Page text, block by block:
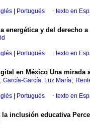
Portugués · texto en
energética y del derecho
Portugués · texto en
en México Una mirada
; García-García, Luz María;
Portugués · texto en
inclusión educativa